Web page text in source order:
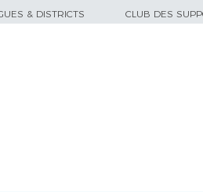
& DISTRICTS CLUB DES